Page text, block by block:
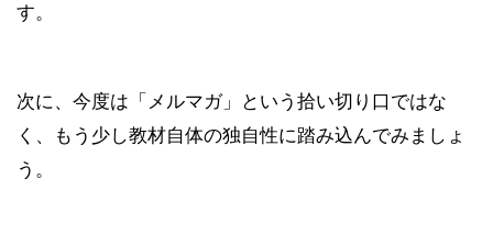
す。
次に、今度は「メルマガ」という拾い切り口ではな
く、もう少し教材自体の独自性に踏み込んでみましょ
う。